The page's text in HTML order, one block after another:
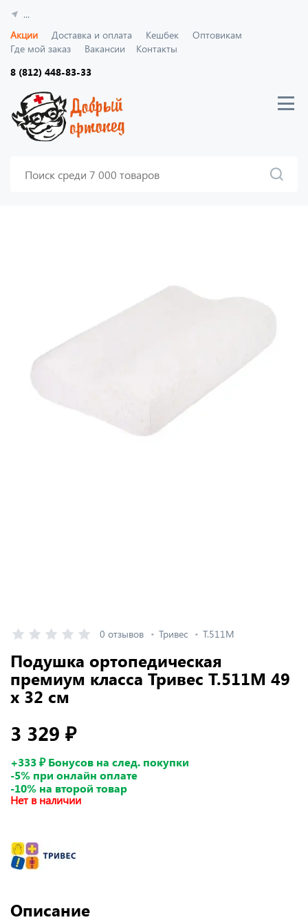
...
Акции
Доставка и оплата Кешбек
Оптовикам
Где мой заказ
Вакансии
Контакты
8 (812) 448-83-33
0 отзывов Тривес Т.511М
Подушка ортопедическая
премиум класса Тривес Т.511М 49
x 32 см
3 329 ₽
+333 ₽ Бонусов на след. покупки
-5% при онлайн оплате
-10% на второй товар
Нет в наличии
Описание